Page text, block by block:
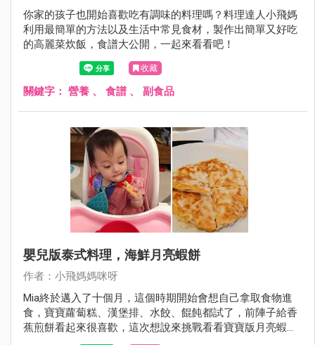
你家的孩子也開始喜歡吃有調味的料理嗎？料理達人小飛媽
利用最簡單的方法以及生活中常見食材，製作出簡單又好吃
的高麗菜炊飯，食譜大公開，一起來看看吧！
收藏
關鍵字： 營養 、 食譜 、 副食品
嬰兒版泰式料理，海鮮月亮蝦餅
作者：小飛媽媽咪呀
Mia終於邁入了十個月，這個時期開始會想自己拿取食物進
食，寶寶蘿蔔糕、漢堡排、水餃、餛飩都試了，前陣子給香
蕉煎餅看起來很喜歡，這次想說來挑戰看看寶寶版月亮蝦餅